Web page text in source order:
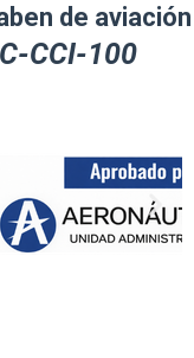
de aviación
CCI-100